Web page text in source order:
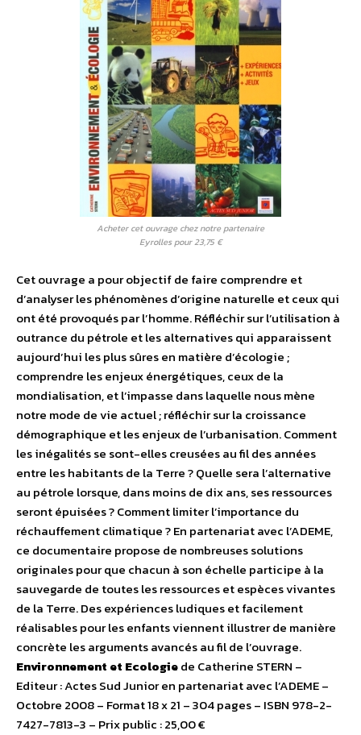
Acheter cet ouvrage chez notre partenaire
Eyrolles pour 23,75 €
Cet ouvrage a pour objectif de faire comprendre et
d’analyser les phénomènes d’origine naturelle et ceux qui
ont été provoqués par l’homme. Réfléchir sur l’utilisation à
outrance du pétrole et les alternatives qui apparaissent
aujourd’hui les plus sûres en matière d’écologie ;
comprendre les enjeux énergétiques, ceux de la
mondialisation, et l’impasse dans laquelle nous mène
notre mode de vie actuel ; réfléchir sur la croissance
démographique et les enjeux de l’urbanisation. Comment
les inégalités se sont-elles creusées au fil des années
entre les habitants de la Terre ? Quelle sera l’alternative
au pétrole lorsque, dans moins de dix ans, ses ressources
seront épuisées ? Comment limiter l’importance du
réchauffement climatique ? En partenariat avec l’ADEME,
ce documentaire propose de nombreuses solutions
originales pour que chacun à son échelle participe à la
sauvegarde de toutes les ressources et espèces vivantes
de la Terre. Des expériences ludiques et facilement
réalisables pour les enfants viennent illustrer de manière
concrète les arguments avancés au fil de l’ouvrage.
Environnement et Ecologiede Catherine STERN –
Editeur : Actes Sud Junior en partenariat avec l’ADEME –
Octobre 2008 – Format 18 x 21 – 304 pages – ISBN 978-2-
7427-7813-3 – Prix public : 25,00 €